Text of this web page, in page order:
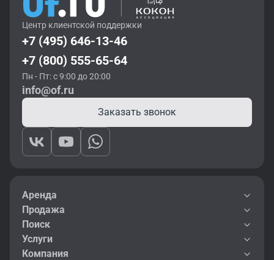
Центр клиентской поддержки
+7 (495) 646-13-46
+7 (800) 555-65-64
Пн - Пт: с 9:00 до 20:00
info@of.ru
Заказать звонок
Аренда
Продажа
Поиск
Услуги
Компания